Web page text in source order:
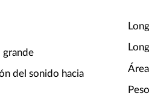
grande
del sonido hacia